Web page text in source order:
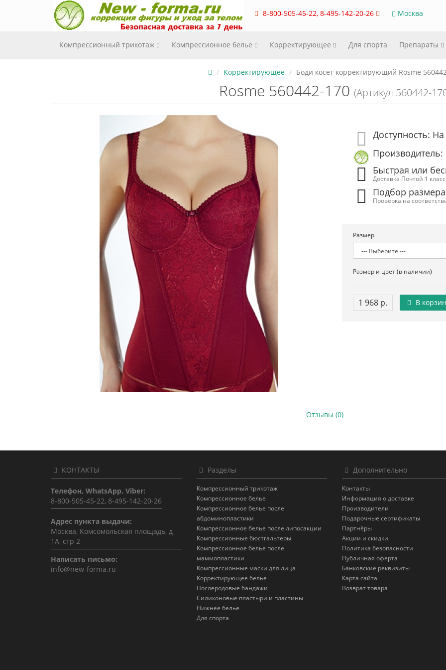
8-800-505-45-22, 8-495-142-20-26 Москва
Компрессионный трикотаж Компрессионное белье Корректирующее Для спорта Препараты
Корректирующее Боди косет корректирующий Rosme
Rosme 560442-170 (Артикул 560442-
Доступность: На
Производитель:
Быстрая или
Доставка Почтой 1
Подбор размера
Проверка на
Размер
Размер и цвет (в наличии)
1 968 р. В
Отзывы (0)
КОНТАКТЫ
Телефон, WhatsApp, Viber:
8-800-505-45-22, 8-495-142-20-26
Адрес пункта выдачи:
Москва, Комсомольская площадь, д
1А, стр 2
Написать письмо:
info@new-forma.ru
Разделы
Компрессионный трикотаж
Компрессионное белье
Компрессионное белье после
абдоминопластики
Компрессионное белье после липосакции
Компрессионные бюстгальтеры
Компрессионное белье после
маммопластики
Компрессионные маски для лица
Корректирующее белье
Послеродовые бандажи
Силиконовые пластыри и пластины
Нижнее белье
Для спорта
Дополнительно
Контакты
Информация о доставке
Производители
Подарочные сертификаты
Партнёры
Акции и скидки
Политика безопасности
Публичная оферта
Банковские реквизиты
Карта сайта
Возврат товара